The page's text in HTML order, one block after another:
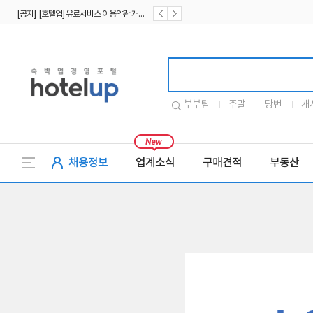
부부팀 주말 당번 캐
채용정보 업계소식 구매견적 부동산